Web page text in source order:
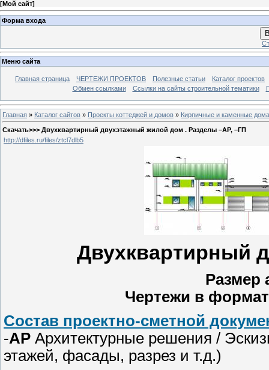
[Мой сайт]
Форма входа
Меню сайта
Главная страница ЧЕРТЕЖИ ПРОЕКТОВ Полезные статьи
Каталог проектов
Обмен ссылками
Ссылки на сайты строительной тематики
Главная » Каталог сайтов » Проекты коттеджей и домов » Кирпичные и каменные дома
Скачать>>> Двухквартирный двухэтажный жилой дом . Разделы –АР, –ГП
http://dfiles.ru/files/ztcl7dlb5
Двухквартирный
Размер
Чертежи в
Состав проектно-сметной
-АР Архитектурные решения /
этажей, фасады, разрез и т.д.)